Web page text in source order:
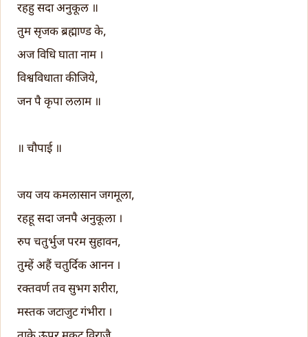
रहहु सदा अनुकूल ॥
तुम सृजक ब्रह्माण्ड के,
अज विधि घाता नाम ।
विश्वविधाता कीजिये,
जन पै कृपा ललाम ॥
॥ चौपाई ॥
जय जय कमलासान जगमूला,
रहहू सदा जनपै अनुकूला ।
रुप चतुर्भुज परम सुहावन,
तुम्हें अहैं चतुर्दिक आनन ।
रक्तवर्ण तव सुभग शरीरा,
मस्तक जटाजुट गंभीरा ।